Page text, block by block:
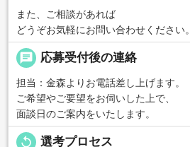
また、ご相談があれば
どうぞお気軽にお問い合わせください。
chat 応募受付後の連絡
担当：金森よりお電話差し上げます。
ご希望やご要望をお伺いした上で、
面談日のご案内をいたします。
replay 選考プロセス